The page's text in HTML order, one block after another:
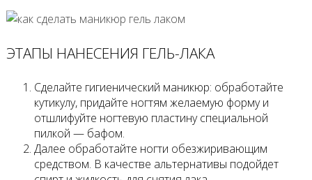
ЭТАПЫ НАНЕСЕНИЯ ГЕЛЬ-ЛАКА
Сделайте гигиенический маникюр: обработайте
кутикулу, придайте ногтям желаемую форму и
отшлифуйте ногтевую пластину специальной
пилкой — бафом.
Далее обработайте ногти обезжиривающим
средством. В качестве альтернативы подойдет